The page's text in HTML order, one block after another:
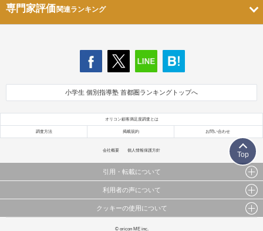
専門家評価関連ランキング
小学生 個別指導塾 首都圏ランキングトップへ
オリコン顧客満足度調査とは
調査方法 掲載規約 お問い合わせ
会社概要 個人情報保護方針
引用・転載について
当サイトで公開されている情報（文字、写真、イラスト、画像データ等）及びこれらの配置・
これらの情報を権利者の許可なく無断転載・複製などの二次利用を行うことは固く禁じており
利用者の声について
当サイトに掲載している内容はすべてサービスの利用者が提出された見解・感想です。
クッキーの使用について
このサイトでは Cookie を使用して、ユーザーに合わせたコンテンツや広告の表示、ソーシャル
© oricon ME inc.
Top